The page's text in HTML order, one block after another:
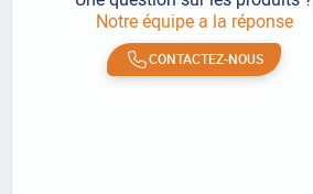
Notre équipe a la réponse
CONTACTEZ-NOUS